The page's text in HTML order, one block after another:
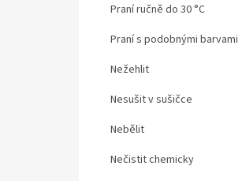
Praní ručně do 30 °C
Praní s podobnými barvami
Nežehlit
Nesušit v sušičce
Nebělit
Nečistit chemicky